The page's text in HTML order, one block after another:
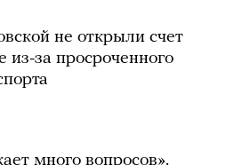
не открыли счет
из-за просроченного
много вопросов».